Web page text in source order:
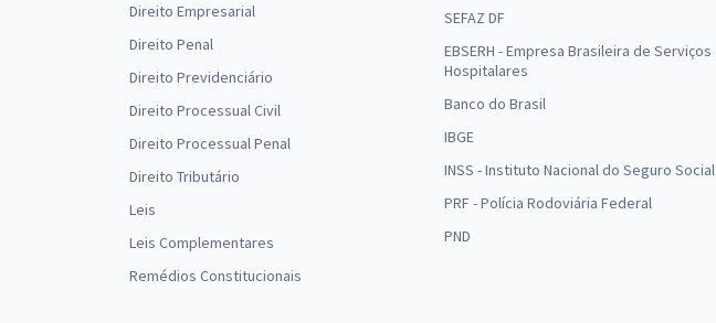
Direito Empresarial
Direito Penal
Direito Previdenciário
Direito Processual Civil
Direito Processual Penal
Direito Tributário
Leis
Leis Complementares
Remédios Constitucionais
SEFAZ DF
EBSERH - Empresa Brasileira de Serviços
Hospitalares
Banco do Brasil
IBGE
INSS - Instituto Nacional do Seguro Social
PRF - Polícia Rodoviária Federal
PND